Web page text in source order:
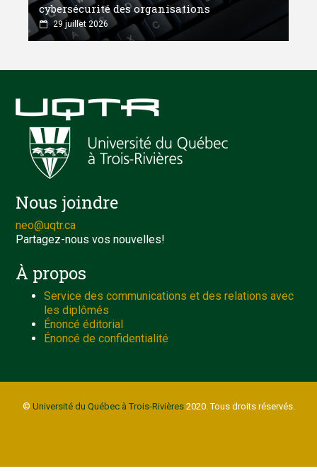
cybersécurité des organisations
29 juillet 2026
Nous joindre
neo@uqtr.ca
Partagez-nous vos nouvelles!
À propos
Service des communications et des relations avec
les diplômés
Énoncé éditorial
Énoncé de confidentialité
© Université du Québec à Trois-Rivières2020. Tous droits réservés.